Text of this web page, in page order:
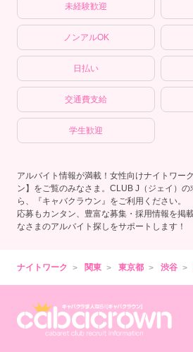
未経験歓迎
ノンアルOK
日払い
交通費支給
学生歓迎
アルバイト情報が満載！女性向けナイトワー
ン】をご覧のみなさま。CLUB J（ジェイ）
ら、『キャバクラウン』をご利用ください。
応募もカンタン、豊富な募集・採用情報を掲
なさまのアルバイト探しをサポートします！
ナイトワーク 関東 東京都 渋谷